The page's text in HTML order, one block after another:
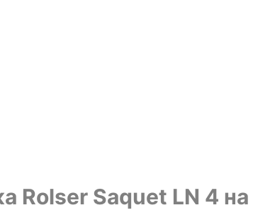
Rolser Saquet LN 4